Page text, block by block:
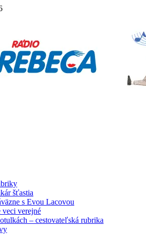
šťastia
s Evou Lacovou
veci verejné
– cestovateľská rubrika